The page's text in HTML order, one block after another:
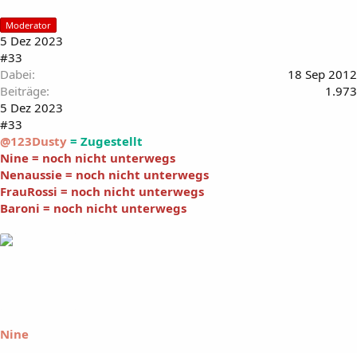
Moderator
5 Dez 2023
#33
Dabei
18 Sep 2012
Beiträge
1.973
5 Dez 2023
#33
@123Dusty = Zugestellt
Nine = noch nicht unterwegs
Nenaussie = noch nicht unterwegs
FrauRossi = noch nicht unterwegs
Baroni = noch nicht unterwegs
Nine